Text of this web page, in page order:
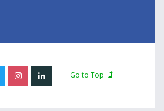
Go to Top